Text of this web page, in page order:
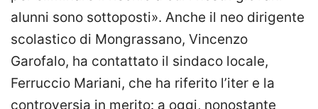
alunni sono sottoposti». Anche il neo dirigente
scolastico di Mongrassano, Vincenzo
Garofalo, ha contattato il sindaco locale,
Ferruccio Mariani, che ha riferito l’iter e la
controversia in merito: a oggi, nonostante